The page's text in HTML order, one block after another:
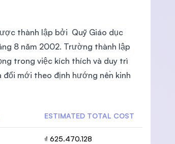
thành lập bởi Quỹ Giáo dục
8 năm 2002. Trường thành lập
trong việc kích thích và duy trì
mới theo định hướng nền kinh
ESTIMATED TOTAL COST
₫ 625.470.128